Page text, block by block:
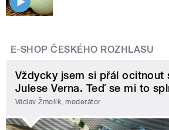
E-SHOP ČESKÉHO ROZHLASU
Vždycky jsem si přál ocitnout
Julese Verna. Teď se mi to
Václav Žmolík, moderátor